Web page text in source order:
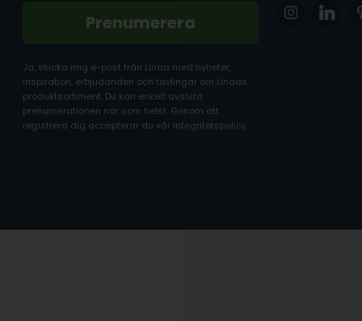
Prenumerera
Ja, skicka mig e-post från Linaa med nyheter,
inspiration, erbjudanden och tävlingar om Linaas
produktsortiment. Du kan enkelt avsluta
prenumerationen när som helst. Genom att
registrera dig accepterar du vår integritetspolicy.